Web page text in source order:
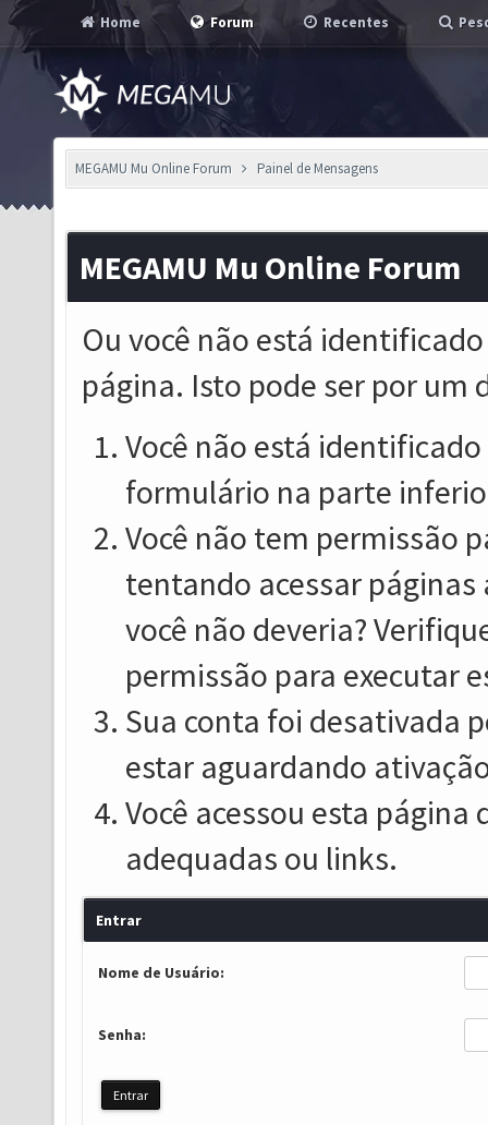
Home Forum Recentes
MEGAMU Mu Online Forum Painel de Mensagens
MEGAMU Mu Online Forum
Ou você não está
página. Isto pode ser por um
Você não está
formulário na parte
Você não tem permissão
tentando acessar
você não deveria?
permissão para executar
Sua conta foi desativada
estar aguardando
Você acessou esta
adequadas ou links.
Entrar
Nome de Usuário:
Senha: